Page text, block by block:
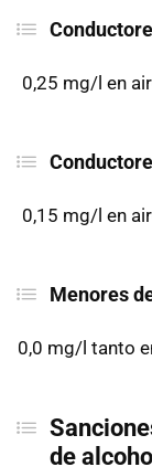
0,25 mg/l en
0,15 mg/l en
Menores
0,0 mg/l tanto
de